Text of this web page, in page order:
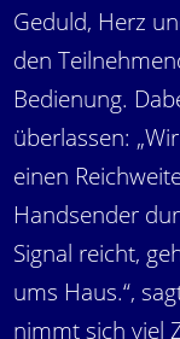
Geduld, Herz
den
Bedienung.
überlassen:
einen
Handsender
Signal reicht,
ums Haus.“,
nimmt sich viel